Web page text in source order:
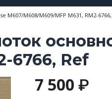
M607/M608/M609/MFP M631, RM2-
6766, Ref
7 500₽